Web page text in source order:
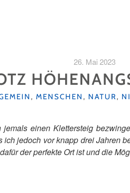
26. Mai 2023
, MENSCHEN, NATUR,
einen Klettersteig
jedoch vor knapp drei Jahren
der perfekte Ort ist und die